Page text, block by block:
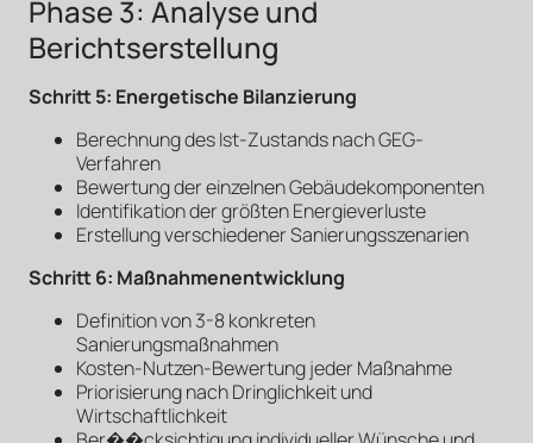
Phase 3: Analyse und
Berichtserstellung
Schritt 5: Energetische Bilanzierung
Berechnung des Ist-Zustands nach GEG-
Verfahren
Bewertung der einzelnen Gebäudekomponenten
Identifikation der größten Energieverluste
Erstellung verschiedener Sanierungsszenarien
Schritt 6: Maßnahmenentwicklung
Definition von 3-8 konkreten
Sanierungsmaßnahmen
Kosten-Nutzen-Bewertung jeder Maßnahme
Priorisierung nach Dringlichkeit und
Wirtschaftlichkeit